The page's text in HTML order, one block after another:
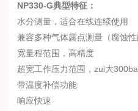
NP330-G典型特征：
水分测量，适合在线连续使用
兼容多种气体露点测量（腐蚀性
宽量程范围，高精度
超宽工作压力范围，zui大
带温度补偿功能
响应快速